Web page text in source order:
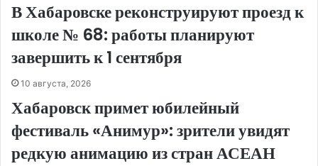
В Хабаровске реконструируют проезд к
школе № 68: работы планируют
завершить к 1 сентября
10 августа, 2026
Хабаровск примет юбилейный
фестиваль «Анимур»: зрители увидят
редкую анимацию из стран АСЕАН